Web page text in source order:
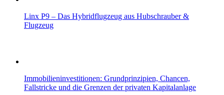
Linx P9 – Das Hybridflugzeug aus Hubschrauber &
Flugzeug
Immobilieninvestitionen: Grundprinzipien, Chancen,
Fallstricke und die Grenzen der privaten Kapitalanlage